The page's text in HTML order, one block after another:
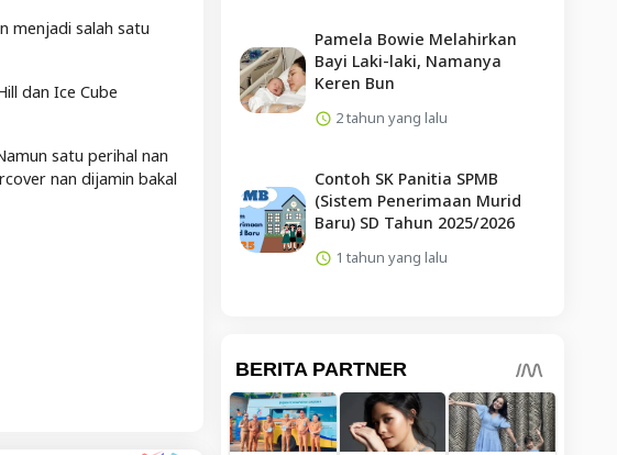
menjadi salah satu
dan Ice Cube
satu perihal nan
nan dijamin bakal
Pamela Bowie Melahirkan
Bayi Laki-laki, Namanya
Keren Bun
2 tahun yang lalu
Contoh SK Panitia SPMB
(Sistem Penerimaan Murid
Baru) SD Tahun 2025/2026
1 tahun yang lalu